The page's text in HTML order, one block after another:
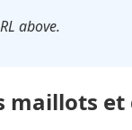
above.
maillots et